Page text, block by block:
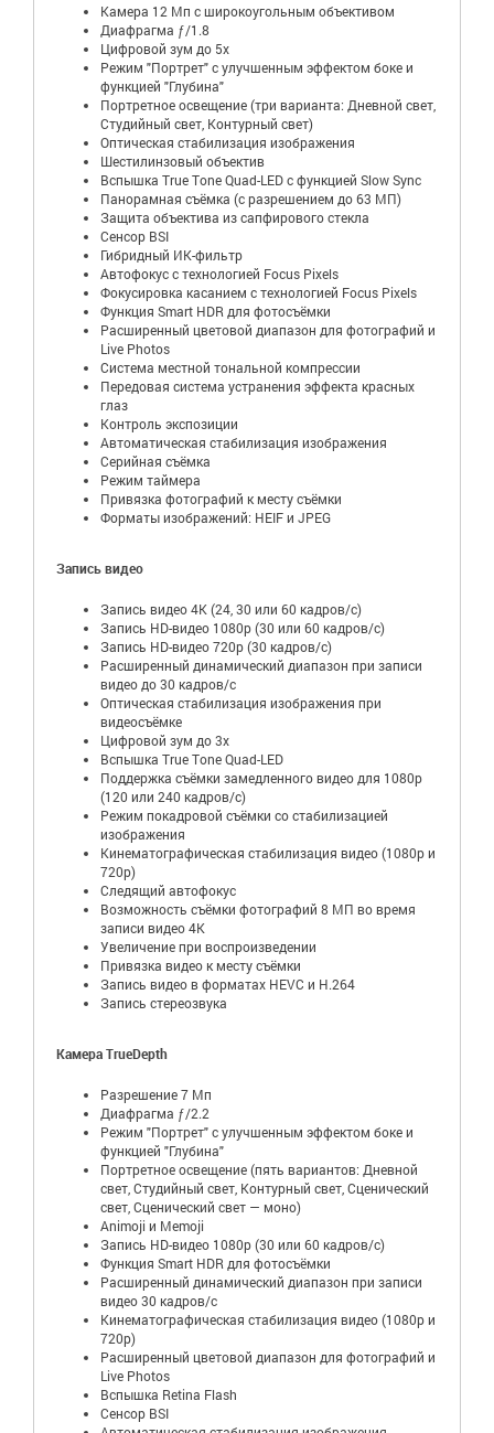
Камера 12 Мп с широкоугольным объективом
Диафрагма ƒ/1.8
Цифровой зум до 5x
Режим "Портрет" с улучшенным эффектом боке и
функцией "Глубина"
Портретное освещение (три варианта: Дневной свет,
Студийный свет, Контурный свет)
Оптическая стабилизация изображения
Шестилинзовый объектив
Вспышка True Tone Quad-LED с функцией Slow Sync
Панорамная съёмка (с разрешением до 63 МП)
Защита объектива из сапфирового стекла
Сенсор BSI
Гибридный ИК-фильтр
Автофокус с технологией Focus Pixels
Фокусировка касанием с технологией Focus Pixels
Функция Smart HDR для фотосъёмки
Расширенный цветовой диапазон для фотографий и
Live Photos
Система местной тональной компрессии
Передовая система устранения эффекта красных
глаз
Контроль экспозиции
Автоматическая стабилизация изображения
Серийная съëмка
Режим таймера
Привязка фотографий к месту съёмки
Форматы изображений: HEIF и JPEG
Запись видео
Запись видео 4K (24, 30 или 60 кадров/с)
Запись HD-видео 1080p (30 или 60 кадров/с)
Запись HD-видео 720p (30 кадров/с)
Расширенный динамический диапазон при записи
видео до 30 кадров/ с
Оптическая стабилизация изображения при
видеосъёмке
Цифровой зум до 3x
Вспышка True Tone Quad-LED
Поддержка съёмки замедленного видео для 1080р
(120 или 240 кадров/с)
Режим покадровой съёмки со стабилизацией
изображения
Кинематографическая стабилизация видео (1080p и
720p)
Следящий автофокус
Возможность съёмки фотографий 8 МП во время
записи видео 4K
Увеличение при воспроизведении
Привязка видео к месту съёмки
Запись видео в форматах HEVC и H.264
Запись стереозвука
Камера TrueDepth
Разрешение 7 Мп
Диафрагма ƒ/2.2
Режим "Портрет" с улучшенным эффектом боке и
функцией "Глубина"
Портретное освещение (пять вариантов: Дневной
свет, Студийный свет, Контурный свет, Сценический
свет, Сценический свет — моно)
Animoji и Memoji
Запись HD-видео 1080p (30 или 60 кадров/ с)
Функция Smart HDR для фотосъёмки
Расширенный динамический диапазон при записи
видео 30 кадров/ с
Кинематографическая стабилизация видео (1080p и
720p)
Расширенный цветовой диапазон для фотографий и
Live Photos
Вспышка Retina Flash
Сенсор BSI